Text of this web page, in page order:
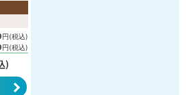
円(税込)
円(税込)
)